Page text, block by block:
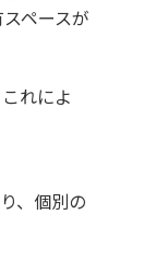
ペースが
れによ
、個別の